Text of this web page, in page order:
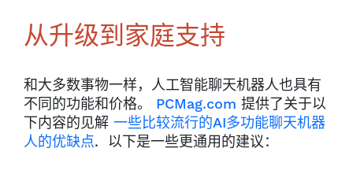
从升级到家庭支持
和大多数事物一样，人工智能聊天机器人也具有
不同的功能和价格。 PCMag.com 提供了关于以
下内容的见解 一些比较流行的AI多功能聊天机器
人的优缺点. 以下是一些更通用的建议：